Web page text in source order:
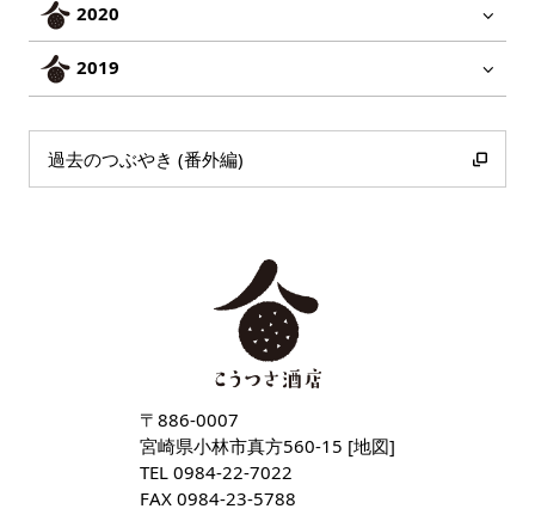
2020
2019
過去のつぶやき (番外編)
〒886-0007
宮崎県小林市真方560-15 [地図]
TEL 0984-22-7022
FAX 0984-23-5788